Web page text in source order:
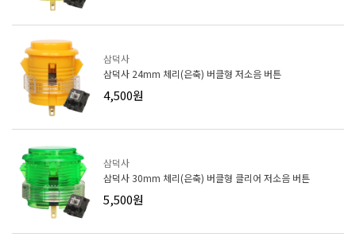
삼덕사
삼덕사 24mm 체리(은축) 버클형 저소음 버튼
4,500원
삼덕사
삼덕사 30mm 체리(은축) 버클형 클리어 저소음 버튼
5,500원